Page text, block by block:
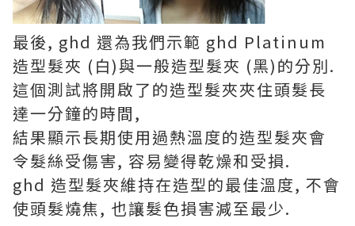
最後, ghd 還為我們示範 ghd Platinum
造型髮夾 (白)與一般造型髮夾 (黑)的分別.
這個測試將開啟了的造型髮夾夾住頭髮長
達一分鐘的時間,
結果顯示長期使用過熱溫度的造型髮夾會
令髮絲受傷害, 容易變得乾燥和受損.
ghd 造型髮夾維持在造型的最佳溫度, 不會
使頭髮燒焦, 也讓髮色損害減至最少.